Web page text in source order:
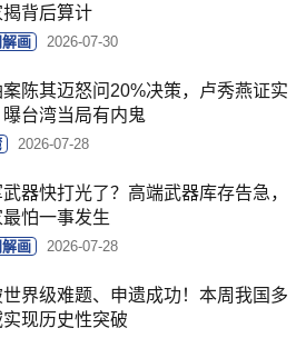
揭背后算计
画 2026-07-30
案陈其迈怒问20%决策，卢秀燕证实
曝台湾当局有内鬼
2026-07-28
器快打光了？高端武器库存告急，
怕一事发生
画 2026-07-28
世界级难题、申遗成功！本周我国多
现历史性突破